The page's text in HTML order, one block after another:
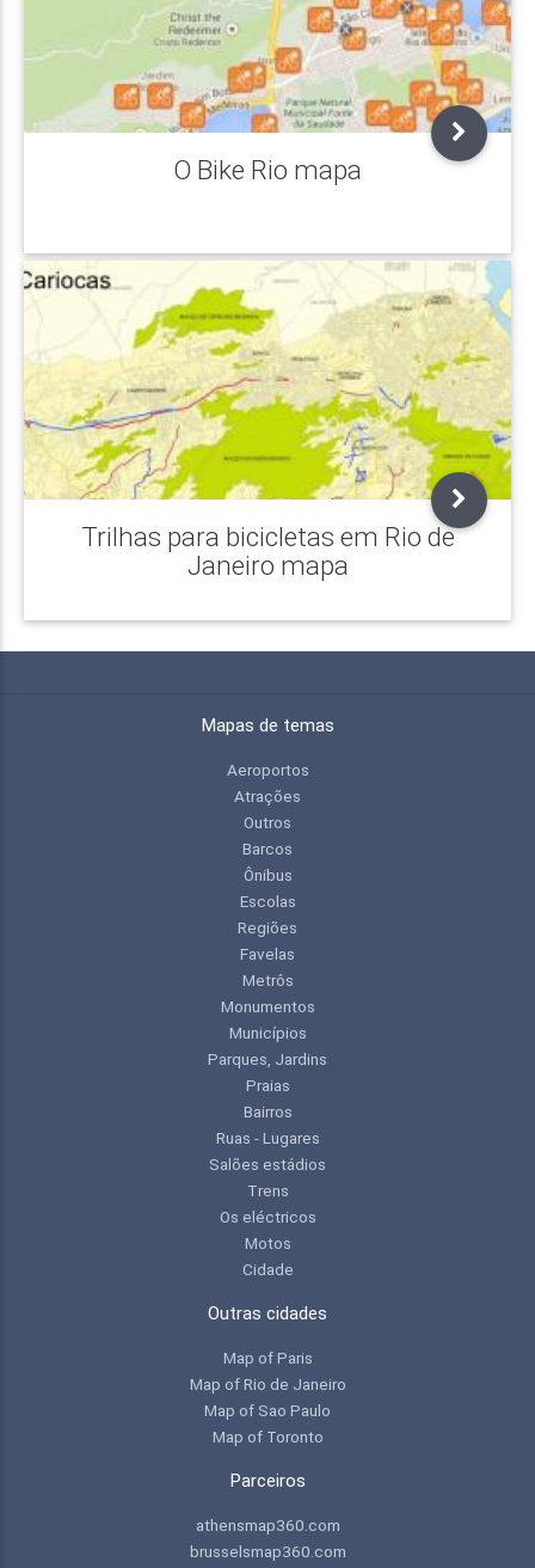
O Bike Rio mapa
Trilhas para bicicletas em Rio de
Janeiro mapa
Mapas de temas
Aeroportos
Atrações
Outros
Barcos
Ônibus
Escolas
Regiões
Favelas
Metrôs
Monumentos
Municípios
Parques, Jardins
Praias
Bairros
Ruas - Lugares
Salões estádios
Trens
Os eléctricos
Motos
Cidade
Outras cidades
Map of Paris
Map of Rio de Janeiro
Map of Sao Paulo
Map of Toronto
Parceiros
athensmap360.com
brusselsmap360.com